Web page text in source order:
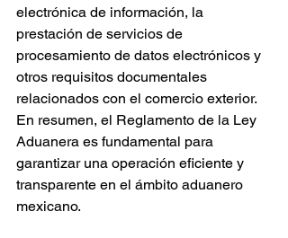
electrónica de información, la
prestación de servicios de
procesamiento de datos electrónicos y
otros requisitos documentales
relacionados con el comercio exterior.
En resumen, el Reglamento de la Ley
Aduanera es fundamental para
garantizar una operación eficiente y
transparente en el ámbito aduanero
mexicano.